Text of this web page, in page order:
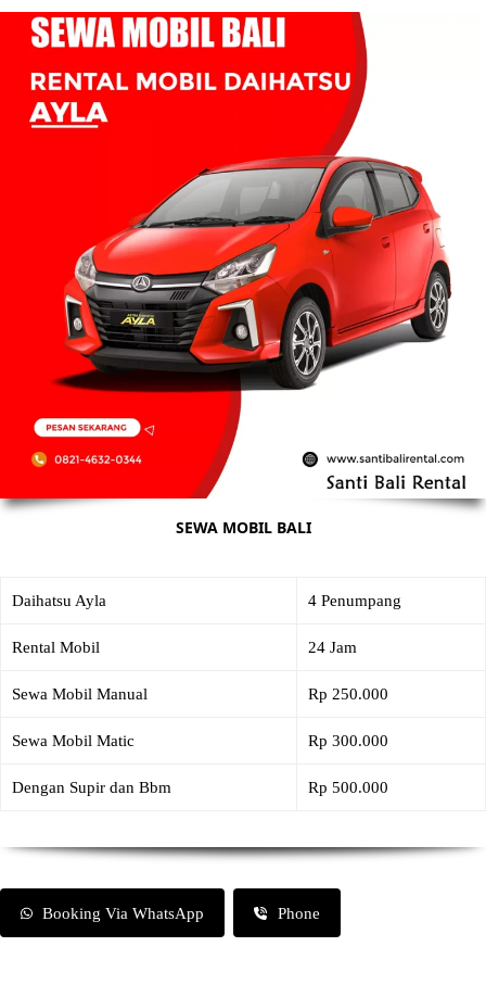
SEWA MOBIL BALI
Daihatsu Ayla 4 Penumpang
Rental Mobil 24 Jam
Sewa Mobil Manual Rp 250.000
Sewa Mobil Matic Rp 300.000
Dengan Supir dan Bbm Rp 500.000
Booking Via WhatsApp Phone